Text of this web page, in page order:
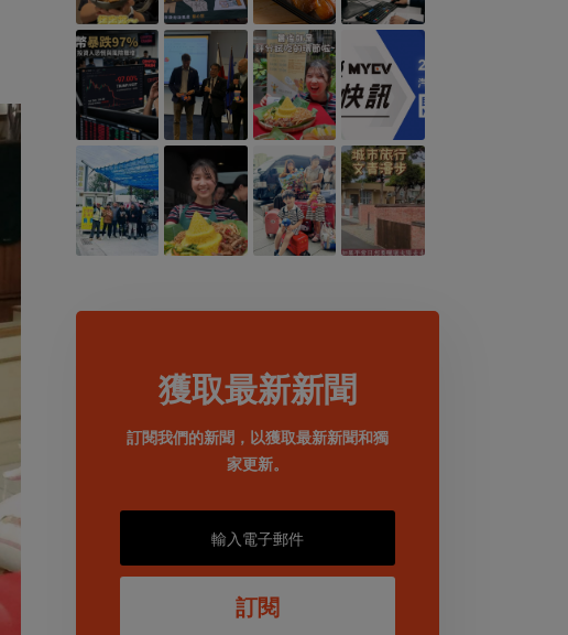
獲取最新新聞
訂閱我們的新聞，以獲取最新新聞和獨
家更新。
訂閱